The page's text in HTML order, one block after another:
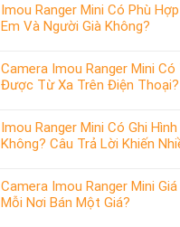
Imou Ranger Mini Có Phù
Em Và Người Già Không?
Camera Imou Ranger Mini
Được Từ Xa Trên Điện Thoại?
Imou Ranger Mini Có Ghi
Không? Câu Trả Lời Khiến
Camera Imou Ranger Mini
Mỗi Nơi Bán Một Giá?